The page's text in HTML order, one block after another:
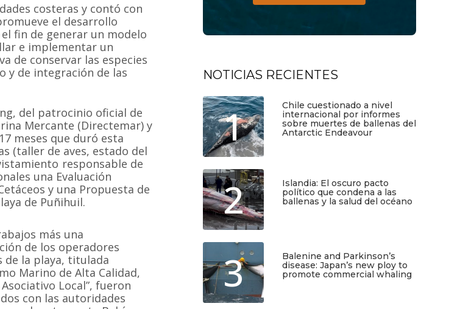
costeras y contó con
el desarrollo
fin de generar un modelo
e implementar un
de conservar las especies
y de integración de las
del patrocinio oficial de
Mercante (Directemar) y
meses que duró esta
(taller de aves, estado del
responsable de
una Evaluación
y una Propuesta de
de Puñihuil.
más una
de los operadores
de la playa, titulada
Marino de Alta Calidad,
Local”, fueron
con las autoridades
NOTICIAS RECIENTES
1
Chile cuestionado a nivel
internacional por informes
sobre muertes de ballenas del
Antarctic Endeavour
2
Islandia: El oscuro pacto
político que condena a las
ballenas y la salud del océano
3
Balenine and Parkinson’s
disease: Japan’s new ploy to
promote commercial whaling